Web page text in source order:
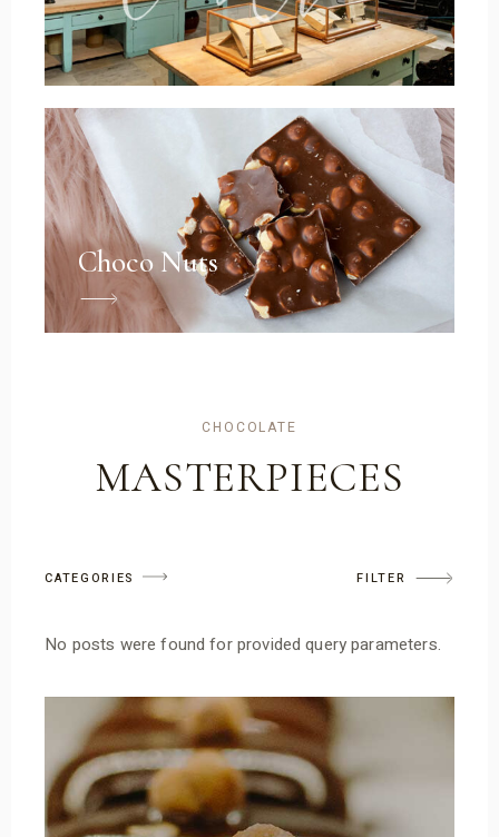
Choco Nuts
CHOCOLATE
MASTERPIECES
CATEGORIES FILTER
No posts were found for provided query parameters.